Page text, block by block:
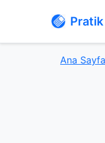
Ana Sayfa